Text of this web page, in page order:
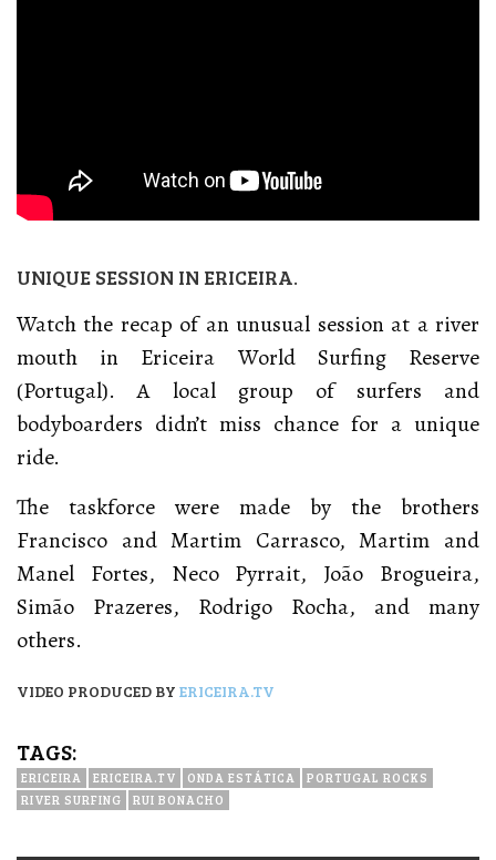
UNIQUE SESSION IN ERICEIRA.
Watch the recap of an unusual session at a river
mouth in Ericeira World Surfing Reserve
(Portugal). A local group of surfers and
bodyboarders didn’t miss chance for a unique
ride.
The taskforce were made by the brothers
Francisco and Martim Carrasco, Martim and
Manel Fortes, Neco Pyrrait, João Brogueira,
Simão Prazeres, Rodrigo Rocha, and many
others.
VIDEO PRODUCED BY ERICEIRA.TV
TAGS:
ERICEIRA ERICEIRA.TV ONDA ESTÁTICA
PORTUGAL ROCKS
RIVER SURFING
RUI BONACHO